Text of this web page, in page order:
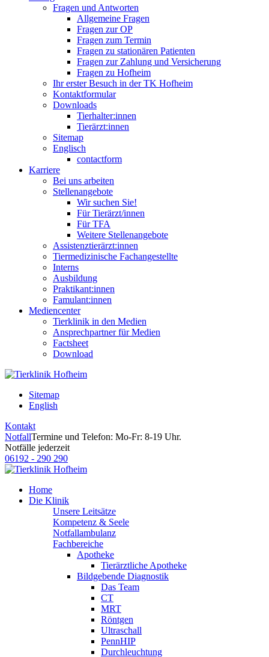
Fragen und Antworten
Allgemeine Fragen
Fragen zur OP
Fragen zum Termin
Fragen zu stationären Patienten
Fragen zur Zahlung und Versicherung
Fragen zu Hofheim
Ihr erster Besuch in der TK Hofheim
Kontaktformular
Downloads
Tierhalter:innen
Tierärzt:innen
Sitemap
Englisch
contactform
Karriere
Bei uns arbeiten
Stellenangebote
Wir suchen Sie!
Für Tierärzt/innen
Für TFA
Weitere Stellenangebote
Assistenztierärzt:innen
Tiermedizinische Fachangestellte
Interns
Ausbildung
Praktikant:innen
Famulant:innen
Mediencenter
Tierklinik in den Medien
Ansprechpartner für Medien
Factsheet
Download
Sitemap
English
Kontakt
NotfallTermine und Telefon: Mo-Fr: 8-19 Uhr.
Notfälle jederzeit
06192 - 290 290
Home
Die Klinik
Unsere Leitsätze
Kompetenz & Seele
Notfallambulanz
Fachbereiche
Apotheke
Tierärztliche Apotheke
Bildgebende Diagnostik
Das Team
CT
MRT
Röntgen
Ultraschall
PennHIP
Durchleuchtung